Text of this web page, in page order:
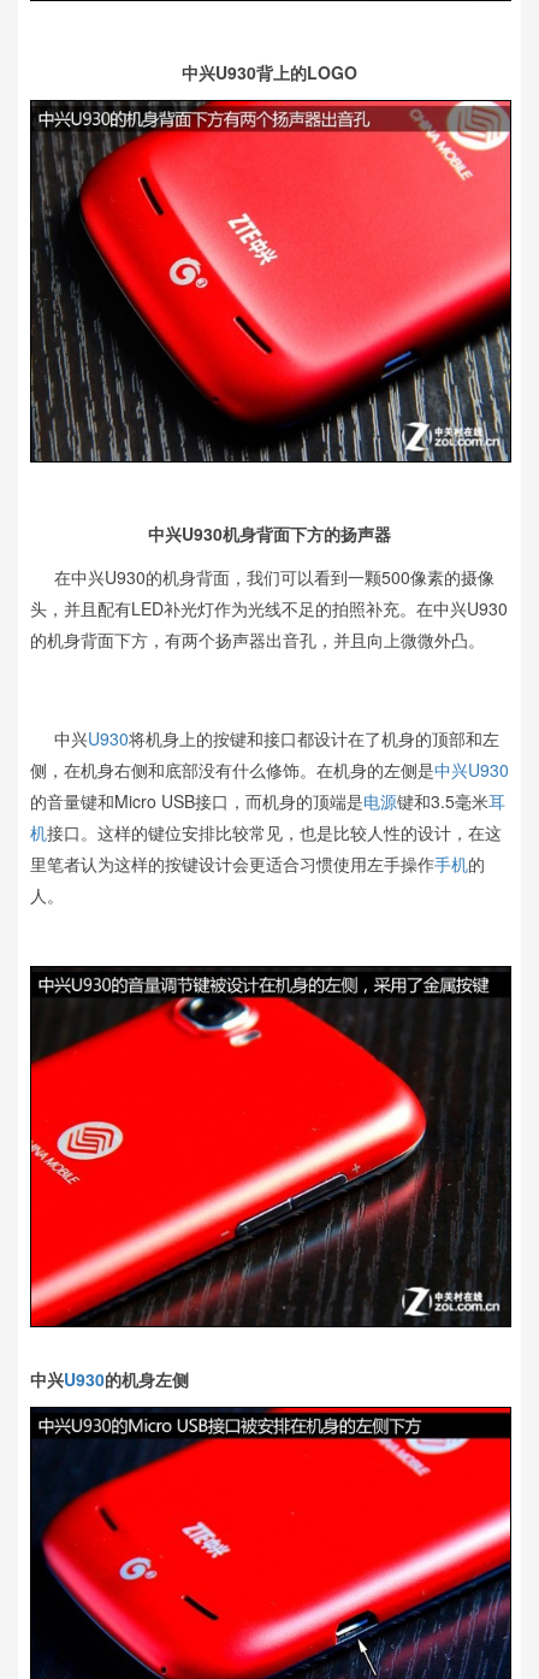
中兴U930背上的LOGO
中兴U930机身背面下方的扬声器
在中兴U930的机身背面，我们可以看到一颗500像素的摄像
头，并且配有LED补光灯作为光线不足的拍照补充。在中兴U930
的机身背面下方，有两个扬声器出音孔，并且向上微微外凸。
中兴U930将机身上的按键和接口都设计在了机身的顶部和左
侧，在机身右侧和底部没有什么修饰。在机身的左侧是中兴U930
的音量键和Micro USB接口，而机身的顶端是电源键和3.5毫米耳
机接口。这样的键位安排比较常见，也是比较人性的设计，在这
里笔者认为这样的按键设计会更适合习惯使用左手操作手机的
人。
中兴U930的机身左侧